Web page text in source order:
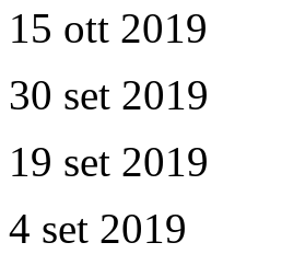
15 ott 2019
30 set 2019
19 set 2019
4 set 2019